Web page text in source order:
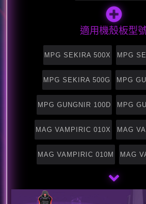
適用機殼板型
MPG SEKIRA 500X MPG
MPG SEKIRA 500G MPG
MPG GUNGNIR 100D MPG
MAG VAMPIRIC 010X MAG
MAG VAMPIRIC 010M MAG